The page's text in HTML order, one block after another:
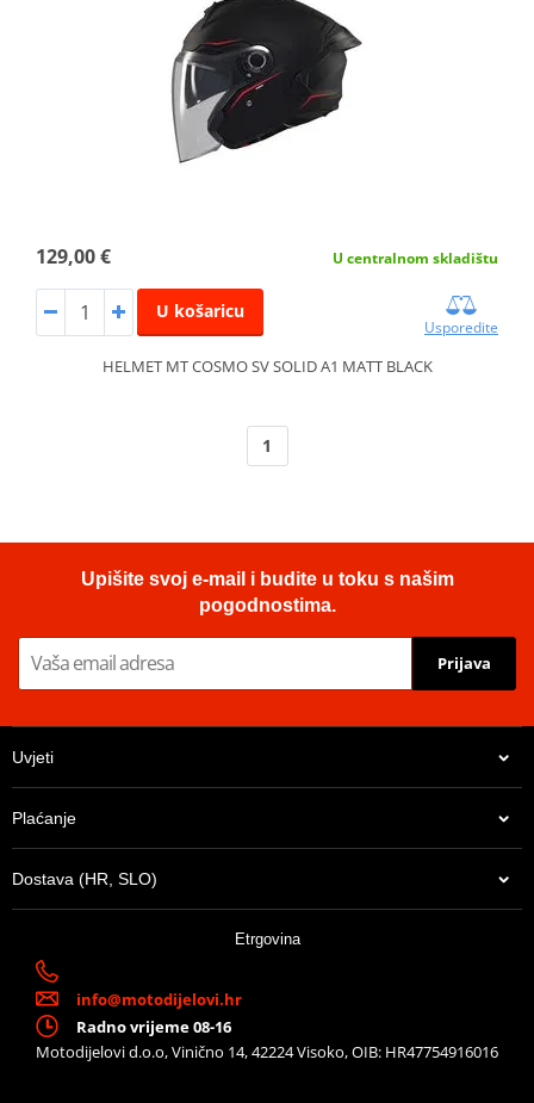
129,00 € U centralnom skladištu
U košaricu
Usporedite
HELMET MT COSMO SV SOLID A1 MATT BLACK
1
Upišite svoj e-mail i budite u toku s našim
pogodnostima.
Prijava
Uvjeti
Plaćanje
Dostava (HR, SLO)
Etrgovina
info@motodijelovi.hr
Radno vrijeme 08-16
Motodijelovi d.o.o, Vinično 14, 42224 Visoko, OIB: HR47754916016